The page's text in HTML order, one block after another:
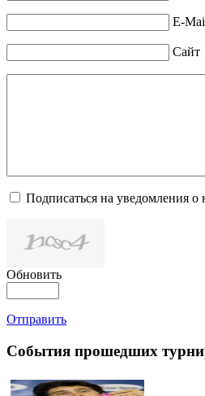
E-
Сайт
Подписаться на уведомления
Обновить
Отправить
События прошедших